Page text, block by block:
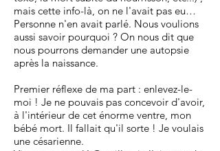
mais cette info-là, on ne l'avait pas eu…
Personne n'en avait parlé. Nous voulions
aussi savoir pourquoi ? On nous dit que
nous pourrons demander une autopsie
après la naissance.
Premier réflexe de ma part : enlevez-le-
moi ! Je ne pouvais pas concevoir d'avoir,
à l'intérieur de cet énorme ventre, mon
bébé mort. Il fallait qu'il sorte ! Je voulais
une césarienne.